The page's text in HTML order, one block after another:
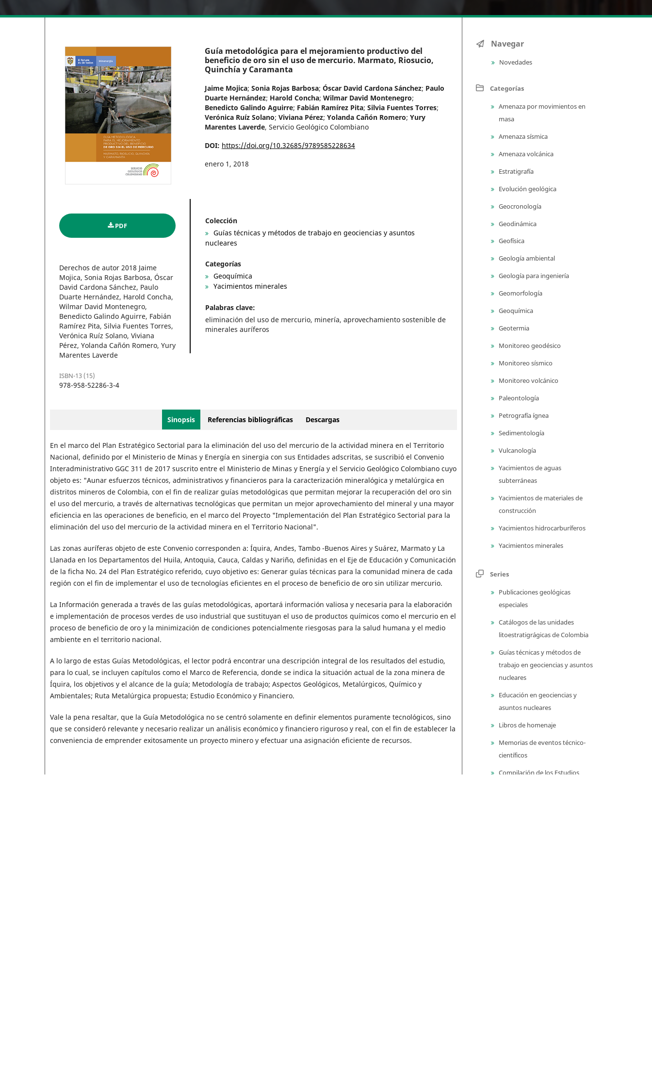
Guía metodológica para el mejoramiento productivo del
beneficio de oro sin el uso de mercurio. Marmato, Riosucio,
Quinchía y Caramanta
Jaime Mojica; Sonia Rojas Barbosa; Óscar David Cardona Sánchez; Paulo
Duarte Hernández; Harold Concha; Wilmar David Montenegro;
Benedicto Galindo Aguirre; Fabián Ramírez Pita; Silvia Fuentes Torres;
Verónica Ruíz Solano; Viviana Pérez; Yolanda Cañón Romero; Yury
Marentes Laverde, Servicio Geológico Colombiano
DOI: https://doi.org/10.32685/9789585228634
enero 1, 2018
PDF
Derechos de autor 2018 Jaime
Mojica, Sonia Rojas Barbosa, Óscar
David Cardona Sánchez, Paulo
Duarte Hernández, Harold Concha,
Wilmar David Montenegro,
Benedicto Galindo Aguirre, Fabián
Ramírez Pita, Silvia Fuentes Torres,
Verónica Ruíz Solano, Viviana
Pérez, Yolanda Cañón Romero, Yury
Marentes Laverde
ISBN-13 (15)
978-958-52286-3-4
Colección
Guías técnicas y métodos de trabajo en geociencias y asuntos
nucleares
Categorías
Geoquímica
Yacimientos minerales
Palabras clave:
eliminación del uso de mercurio, minería, aprovechamiento sostenible de
minerales auríferos
Sinopsis Referencias bibliográficas Descargas
En el marco del Plan Estratégico Sectorial para la eliminación del uso del mercurio de la actividad minera en el Territorio
Nacional, definido por el Ministerio de Minas y Energía en sinergia con sus Entidades adscritas, se suscribió el Convenio
Interadministrativo GGC 311 de 2017 suscrito entre el Ministerio de Minas y Energía y el Servicio Geológico Colombiano cuyo
objeto es: "Aunar esfuerzos técnicos, administrativos y financieros para la caracterización mineralógica y metalúrgica en
distritos mineros de Colombia, con el fin de realizar guías metodológicas que permitan mejorar la recuperación del oro sin
el uso del mercurio, a través de alternativas tecnológicas que permitan un mejor aprovechamiento del mineral y una mayor
eficiencia en las operaciones de beneficio, en el marco del Proyecto "Implementación del Plan Estratégico Sectorial para la
eliminación del uso del mercurio de la actividad minera en el Territorio Nacional".
Las zonas auríferas objeto de este Convenio corresponden a: Íquira, Andes, Tambo -Buenos Aires y Suárez, Marmato y La
Llanada en los Departamentos del Huila, Antoquia, Cauca, Caldas y Nariño, definidas en el Eje de Educación y Comunicación
de la ficha No. 24 del Plan Estratégico referido, cuyo objetivo es: Generar guías técnicas para la comunidad minera de cada
región con el fin de implementar el uso de tecnologías eficientes en el proceso de beneficio de oro sin utilizar mercurio.
La Información generada a través de las guías metodológicas, aportará información valiosa y necesaria para la elaboración
e implementación de procesos verdes de uso industrial que sustituyan el uso de productos químicos como el mercurio en el
proceso de beneficio de oro y la minimización de condiciones potencialmente riesgosas para la salud humana y el medio
ambiente en el territorio nacional.
A lo largo de estas Guías Metodológicas, el lector podrá encontrar una descripción integral de los resultados del estudio,
para lo cual, se incluyen capítulos como el Marco de Referencia, donde se indica la situación actual de la zona minera de
Íquira, los objetivos y el alcance de la guía; Metodología de trabajo; Aspectos Geológicos, Metalúrgicos, Químico y
Ambientales; Ruta Metalúrgica propuesta; Estudio Económico y Financiero.
Vale la pena resaltar, que la Guía Metodológica no se centró solamente en definir elementos puramente tecnológicos, sino
que se consideró relevante y necesario realizar un análisis económico y financiero riguroso y real, con el fin de establecer la
conveniencia de emprender exitosamente un proyecto minero y efectuar una asignación eficiente de recursos.
Navegar
Novedades
Categorías
Amenaza por movimientos en
masa
Amenaza sísmica
Amenaza volcánica
Estratigrafía
Evolución geológica
Geocronología
Geodinámica
Geofísica
Geología ambiental
Geología para ingeniería
Geomorfología
Geoquímica
Geotermia
Monitoreo geodésico
Monitoreo sísmico
Monitoreo volcánico
Paleontología
Petrografía ígnea
Sedimentología
Vulcanología
Yacimientos de aguas
subterráneas
Yacimientos de materiales de
construcción
Yacimientos hidrocarburíferos
Yacimientos minerales
Series
Publicaciones geológicas
especiales
Catálogos de las unidades
litoestratigrágicas de Colombia
Guías técnicas y métodos de
trabajo en geociencias y asuntos
nucleares
Educación en geociencias y
asuntos nucleares
Libros de homenaje
Memorias de eventos técnico-
científicos
Compilación de los Estudios